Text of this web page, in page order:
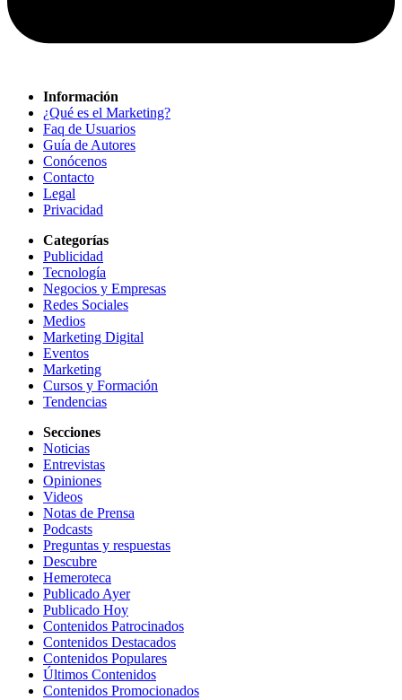
Información
¿Qué es el Marketing?
Faq de Usuarios
Guía de Autores
Conócenos
Contacto
Legal
Privacidad
Categorías
Publicidad
Tecnología
Negocios y Empresas
Redes Sociales
Medios
Marketing Digital
Eventos
Marketing
Cursos y Formación
Tendencias
Secciones
Noticias
Entrevistas
Opiniones
Videos
Notas de Prensa
Podcasts
Preguntas y respuestas
Descubre
Hemeroteca
Publicado Ayer
Publicado Hoy
Contenidos Patrocinados
Contenidos Destacados
Contenidos Populares
Últimos Contenidos
Contenidos Promocionados